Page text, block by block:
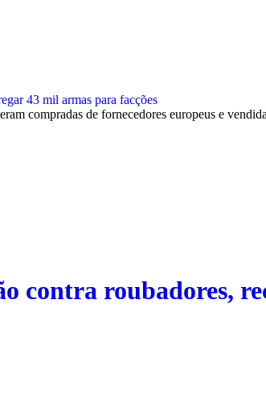
43 mil armas para facções
compradas de fornecedores europeus e
contra roubadores,